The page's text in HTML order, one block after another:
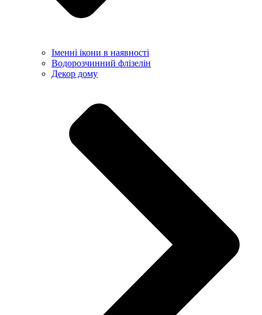
Іменні ікони в наявності
Водорозчинний флізелін
Декор дому